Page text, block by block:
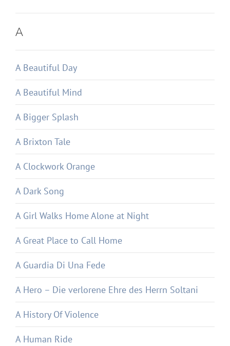
A
A Beautiful Day
A Beautiful Mind
A Bigger Splash
A Brixton Tale
A Clockwork Orange
A Dark Song
A Girl Walks Home Alone at Night
A Great Place to Call Home
A Guardia Di Una Fede
A Hero – Die verlorene Ehre des Herrn Soltani
A History Of Violence
A Human Ride